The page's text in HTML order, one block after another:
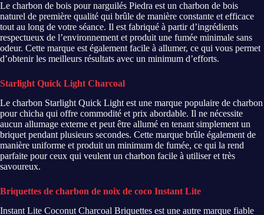
Le charbon de bois pour narguilés Piedra est un charbon de bois
naturel de première qualité qui brûle de manière constante et efficace
tout au long de votre séance. Il est fabriqué à partir d’ingrédients
respectueux de l’environnement et produit une fumée minimale sans
odeur. Cette marque est également facile à allumer, ce qui vous permet
d’obtenir les meilleurs résultats avec un minimum d’efforts.
Starlight Quick Light Charcoal
Le charbon Starlight Quick Light est une marque populaire de charbon
pour chicha qui offre commodité et prix abordable. Il ne nécessite
aucun allumage externe et peut être allumé en tenant simplement un
briquet pendant plusieurs secondes. Cette marque brûle également de
manière uniforme et produit un minimum de fumée, ce qui la rend
parfaite pour ceux qui veulent un charbon facile à utiliser et très
savoureux.
Briquettes de charbon de noix de coco Instant Lite
Instant Lite Coconut Charcoal Briquettes est une autre marque fiable